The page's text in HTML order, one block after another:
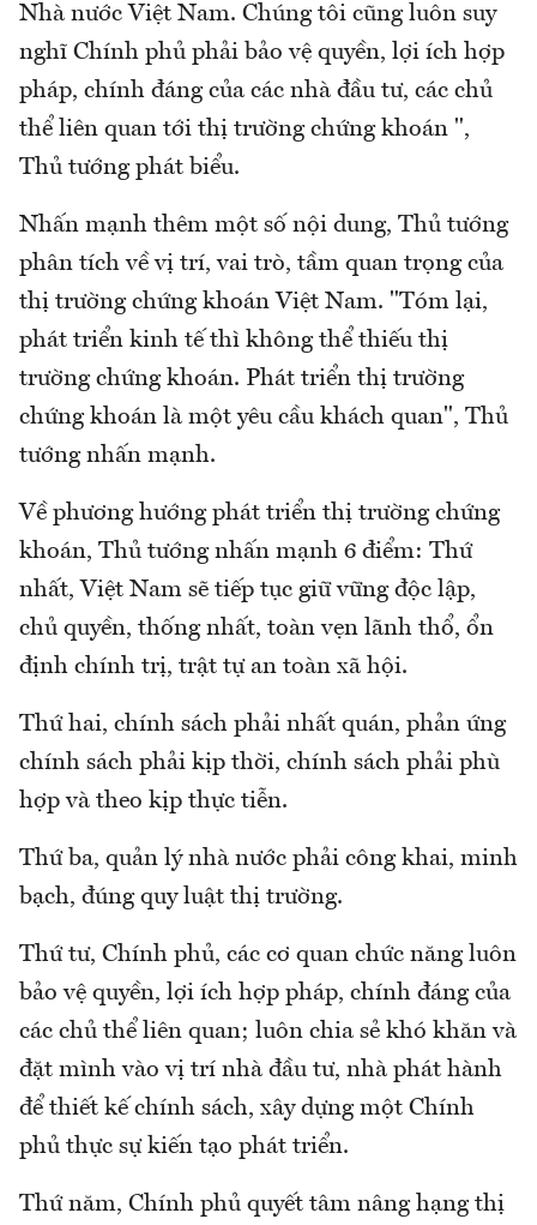
Nhà nước Việt Nam. Chúng tôi cũng luôn suy
nghĩ Chính phủ phải bảo vệ quyền, lợi ích hợp
pháp, chính đáng của các nhà đầu tư, các chủ
thể liên quan tới thị trường chứng khoán ",
Thủ tướng phát biểu.
Nhấn mạnh thêm một số nội dung, Thủ tướng
phân tích về vị trí, vai trò, tầm quan trọng của
thị trường chứng khoán Việt Nam. "Tóm lại,
phát triển kinh tế thì không thể thiếu thị
trường chứng khoán. Phát triển thị trường
chứng khoán là một yêu cầu khách quan", Thủ
tướng nhấn mạnh.
Về phương hướng phát triển thị trường chứng
khoán, Thủ tướng nhấn mạnh 6 điểm: Thứ
nhất, Việt Nam sẽ tiếp tục giữ vững độc lập,
chủ quyền, thống nhất, toàn vẹn lãnh thổ, ổn
định chính trị, trật tự an toàn xã hội.
Thứ hai, chính sách phải nhất quán, phản ứng
chính sách phải kịp thời, chính sách phải phù
hợp và theo kịp thực tiễn.
Thứ ba, quản lý nhà nước phải công khai, minh
bạch, đúng quy luật thị trường.
Thứ tư, Chính phủ, các cơ quan chức năng luôn
bảo vệ quyền, lợi ích hợp pháp, chính đáng của
các chủ thể liên quan; luôn chia sẻ khó khăn và
đặt mình vào vị trí nhà đầu tư, nhà phát hành
để thiết kế chính sách, xây dựng một Chính
phủ thực sự kiến tạo phát triển.
Thứ năm, Chính phủ quyết tâm nâng hạng thị